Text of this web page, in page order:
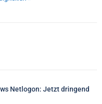
Netlogon: Jetzt dringend